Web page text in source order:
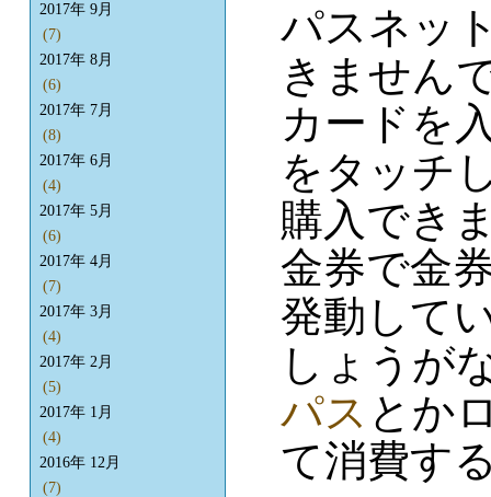
パスネッ
きません
カードを
をタッチ
購入でき
金券で金
発動して
しょうが
パス とか
て消費す
2017年 9月
(7)
2017年 8月
(6)
2017年 7月
(8)
2017年 6月
(4)
2017年 5月
(6)
2017年 4月
(7)
2017年 3月
(4)
2017年 2月
(5)
2017年 1月
(4)
2016年 12月
(7)